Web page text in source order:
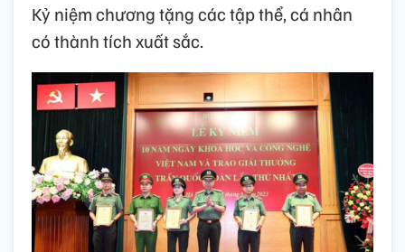
Kỷ niệm chương tặng các tập thể, cá nhân
có thành tích xuất sắc.